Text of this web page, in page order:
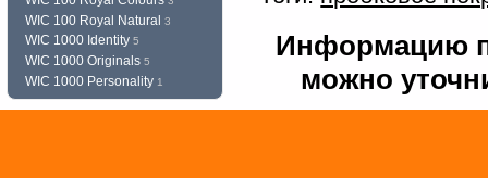
Информацию
можно
WIC 100 Royal Natural 3
WIC 1000 Identity 5
WIC 1000 Originals 5
WIC 1000 Personality 1